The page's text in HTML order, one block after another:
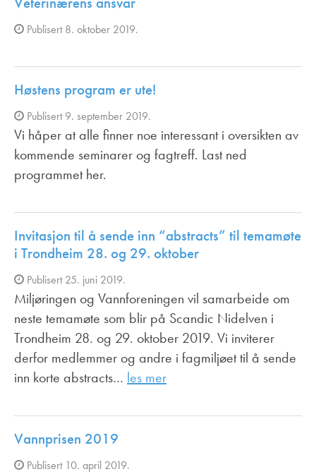
Publisert 8. oktober 2019.
Høstens program er ute!
Publisert 9. september 2019.
Vi håper at alle finner noe interessant i oversikten av
kommende seminarer og fagtreff. Last ned
programmet her.
Invitasjon til å sende inn “abstracts” til temamøte
i Trondheim 28. og 29. oktober
Publisert 25. juni 2019.
Miljøringen og Vannforeningen vil samarbeide om
neste temamøte som blir på Scandic Nidelven i
Trondheim 28. og 29. oktober 2019. Vi inviterer
derfor medlemmer og andre i fagmiljøet til å sende
inn korte abstracts… les mer
Vannprisen 2019
Publisert 10. april 2019.